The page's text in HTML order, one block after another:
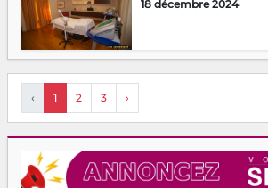
18 décembre 2024
‹ 1 2 3 ›